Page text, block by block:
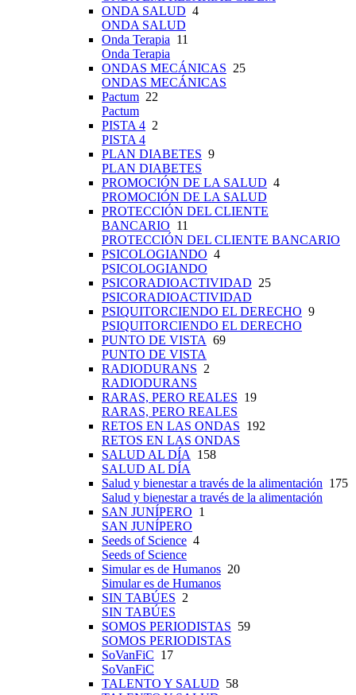
ONDA SALUD 4
ONDA SALUD
Onda Terapia 11
Onda Terapia
ONDAS MECÁNICAS 25
ONDAS MECÁNICAS
Pactum 22
Pactum
PISTA 4 2
PISTA 4
PLAN DIABETES 9
PLAN DIABETES
PROMOCIÓN DE LA SALUD 4
PROMOCIÓN DE LA SALUD
PROTECCIÓN DEL CLIENTE
BANCARIO 11
PROTECCIÓN DEL CLIENTE BANCARIO
PSICOLOGIANDO 4
PSICOLOGIANDO
PSICORADIOACTIVIDAD 25
PSICORADIOACTIVIDAD
PSIQUITORCIENDO EL DERECHO 9
PSIQUITORCIENDO EL DERECHO
PUNTO DE VISTA 69
PUNTO DE VISTA
RADIODURANS 2
RADIODURANS
RARAS, PERO REALES 19
RARAS, PERO REALES
RETOS EN LAS ONDAS 192
RETOS EN LAS ONDAS
SALUD AL DÍA
158
SALUD AL DÍA
Salud y bienestar a través de la alimentación 175
Salud y bienestar a través de la alimentación
SAN JUNÍPERO 1
SAN JUNÍPERO
Seeds of Science 4
Seeds of Science
Simular es de Humanos 20
Simular es de Humanos
SIN TABÚES 2
SIN TABÚES
SOMOS PERIODISTAS 59
SOMOS PERIODISTAS
SoVanFiC 17
SoVanFiC
TALENTO Y SALUD 58